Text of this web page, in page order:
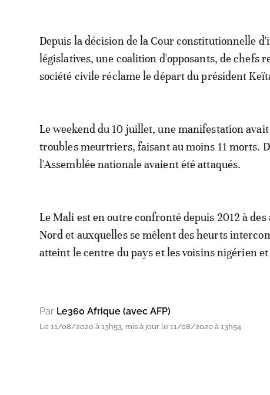
Depuis la décision de la Cour constitutionnelle
législatives, une coalition d'opposants, de chefs
société civile réclame le départ du président
Le weekend du 10 juillet, une manifestation
troubles meurtriers, faisant au moins 11 morts.
l'Assemblée nationale avaient été attaqués.
Le Mali est en outre confronté depuis 2012 à
Nord et auxquelles se mêlent des heurts
atteint le centre du pays et les voisins nigérien
Par Le360 Afrique (avec AFP)
Le 11/08/2020 à 13h53, mis à jour le 11/08/2020 à 13h54